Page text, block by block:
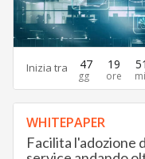
Inizia tra 47 19 51
WHITEPAPER
Facilita l'adozione